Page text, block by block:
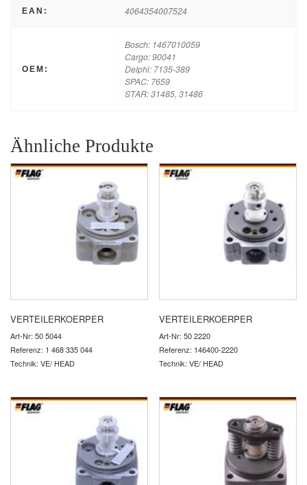
EAN: 4064354007524
OEM:
Bosch: 1467010059
Cargo: 90041
Delphi: 7135-389
SPAC: 7659
STAR: 31485, 31486
Ähnliche Produkte
VERTEILERKOERPER
Art-Nr: 50 5044
Referenz: 1 468 335 044
Technik: VE/ HEAD
VERTEILERKOERPER
Art-Nr: 50 2220
Referenz: 146400-2220
Technik: VE/ HEAD